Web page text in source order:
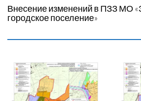
Внесение изменений в ПЗЗ МО
городское поселение»